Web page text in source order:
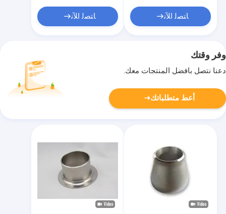
ﺎﺘﺼﻟ ﺍﻶﻧ ﺎﺘﺼﻟ ﺍﻶﻧ
وفر وقتك
دعنا نتصل بأفضل المنتجات معك.
أعط متطلباتك